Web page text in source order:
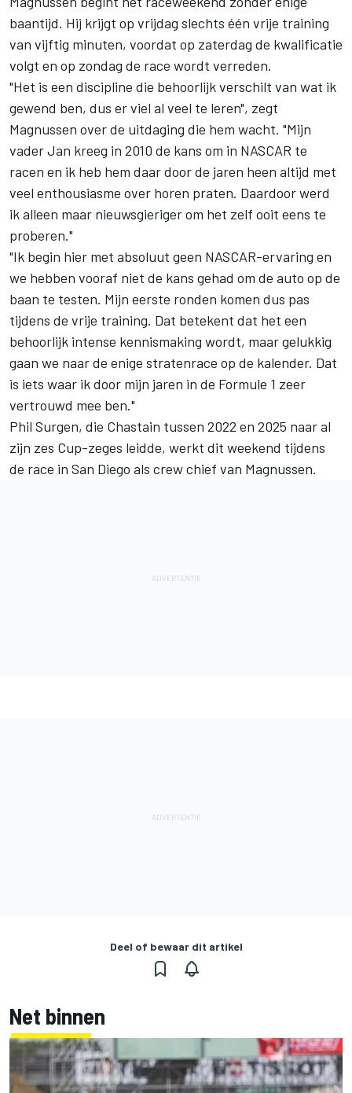
baantijd. Hij krijgt op vrijdag slechts één vrije training
van vijftig minuten, voordat op zaterdag de kwalificatie
volgt en op zondag de race wordt verreden.
"Het is een discipline die behoorlijk verschilt van wat ik
gewend ben, dus er viel al veel te leren", zegt
Magnussen over de uitdaging die hem wacht. "Mijn
vader Jan kreeg in 2010 de kans om in NASCAR te
racen en ik heb hem daar door de jaren heen altijd met
veel enthousiasme over horen praten. Daardoor werd
ik alleen maar nieuwsgieriger om het zelf ooit eens te
proberen."
"Ik begin hier met absoluut geen NASCAR-ervaring en
we hebben vooraf niet de kans gehad om de auto op de
baan te testen. Mijn eerste ronden komen dus pas
tijdens de vrije training. Dat betekent dat het een
behoorlijk intense kennismaking wordt, maar gelukkig
gaan we naar de enige stratenrace op de kalender. Dat
is iets waar ik door mijn jaren in de Formule 1 zeer
vertrouwd mee ben."
Phil Surgen, die Chastain tussen 2022 en 2025 naar al
zijn zes Cup-zeges leidde, werkt dit weekend tijdens
de race in San Diego als crew chief van Magnussen.
Deel of bewaar dit artikel
Net binnen